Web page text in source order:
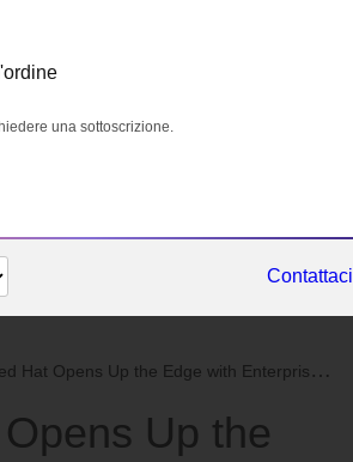
una sottoscrizione.
Contattaci
Hat Opens Up the Edge with Enterprise-Grade Kubernetes and Automat...
Up the